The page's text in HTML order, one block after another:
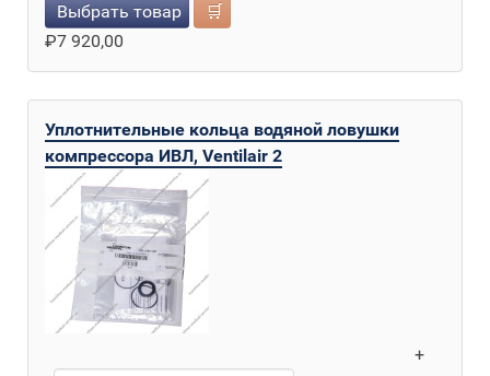
Выбрать товар
🛒
₽7 920,00
Уплотнительные кольца водяной ловушки
компрессора ИВЛ, Ventilair 2
+